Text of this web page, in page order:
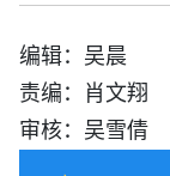
编辑：吴晨
责编：肖文翔
审核：吴雪倩